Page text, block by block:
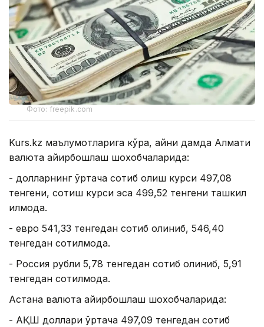
Фото: freepik.com
Kurs.kz маълумотларига кўра, айни дамда Алмати
валюта айирбошлаш шохобчаларида:
- долларнинг ўртача сотиб олиш курси 497,08
тенгени, сотиш курси эса 499,52 тенгени ташкил
қилмоқда.
- евро 541,33 тенгедан сотиб олиниб, 546,40
тенгедан сотилмоқда.
- Россия рубли 5,78 тенгедан сотиб олиниб, 5,91
тенгедан сотилмоқда.
Астана валюта айирбошлаш шохобчаларида:
- АҚШ доллари ўртача 497,09 тенгедан сотиб